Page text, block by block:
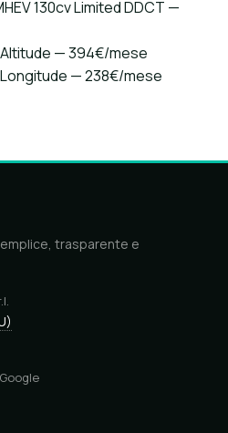
130cv Limited DDCT —
— 394€/mese
— 238€/mese
trasparente e
Google